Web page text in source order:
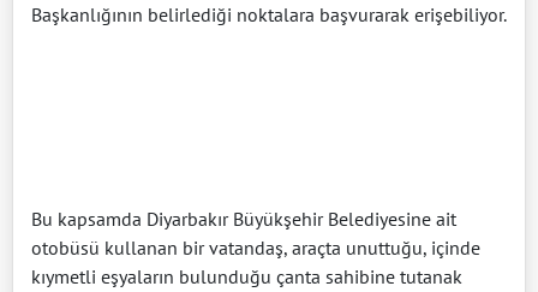
Başkanlığının belirlediği noktalara başvurarak erişebiliyor.
Bu kapsamda Diyarbakır Büyükşehir Belediyesine ait
otobüsü kullanan bir vatandaş, araçta unuttuğu, içinde
kıymetli eşyaların bulunduğu çanta sahibine tutanak